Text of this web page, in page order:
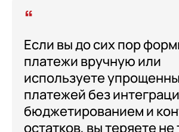
Если вы до сих пор
платежи вручную или
используете
платежей без
бюджетированием и
остатков, вы теряете не